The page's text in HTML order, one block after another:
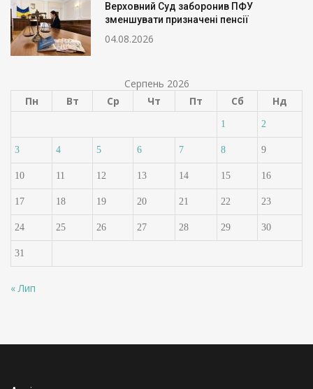
Верховний Суд заборонив ПФУ
зменшувати призначені пенсії
04.08.2026
Серпень 2026
Пн
Вт Ср Чт Пт Сб Нд
1 2
3 4 5 6 7 8 9
10 11 12 13 14 15 16
17 18 19 20 21 22 23
24 25 26 27 28 29 30
31
« Лип